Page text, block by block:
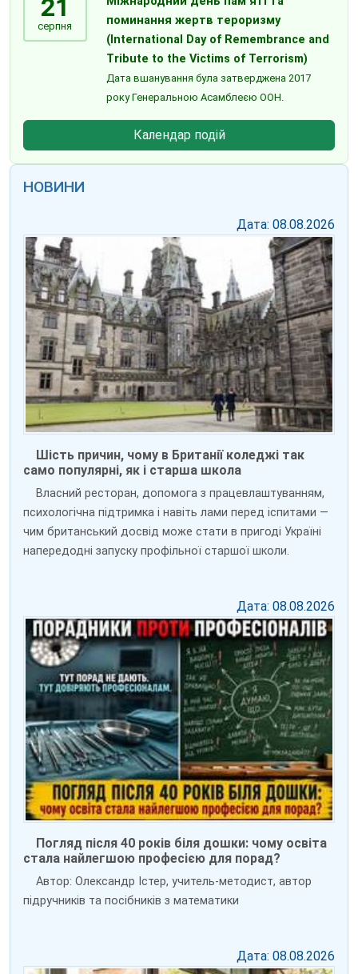
21
серпня
поминання жертв тероризму
(International Day of Remembrance and
Tribute to the Victims of Terrorism)
Дата вшанування була затверджена 2017
року Генеральною Асамблеєю ООН.
Календар подій
НОВИНИ
Дата: 08.08.2026
Шість причин, чому в Британії коледжі так
само популярні, як і старша школа
Власний ресторан, допомога з працевлаштуванням,
психологічна підтримка і навіть лами перед іспитами —
чим британський досвід може стати в пригоді Україні
напередодні запуску профільної старшої школи.
Дата: 08.08.2026
Погляд після 40 років біля дошки: чому освіта
стала найлегшою професією для порад?
Автор: Олександр Істер, учитель-методист, автор
підручників та посібників з математики
Дата: 08.08.2026